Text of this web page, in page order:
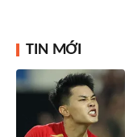
TIN MỚI